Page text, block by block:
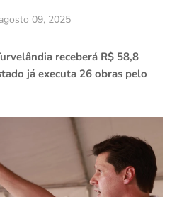
agosto 09, 2025
receberá R$ 58,8
já executa 26 obras pelo